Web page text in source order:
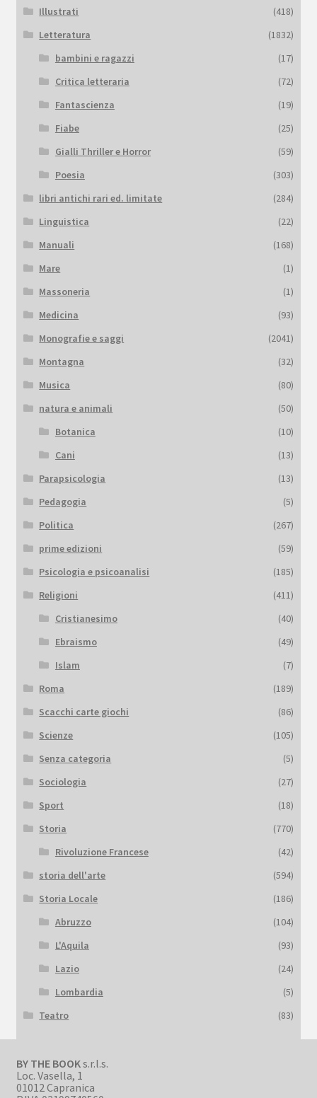
Illustrati
(418)
Letteratura
(1832)
bambini e ragazzi
(17)
Critica letteraria
(72)
Fantascienza
(19)
Fiabe
(25)
Gialli Thriller e Horror
(59)
Poesia
(303)
libri antichi rari ed. limitate
(284)
Linguistica
(22)
Manuali
(168)
Mare
(1)
Massoneria
(1)
Medicina
(93)
Monografie e saggi
(2041)
Montagna
(32)
Musica
(80)
natura e animali
(50)
Botanica
(10)
Cani
(13)
Parapsicologia
(13)
Pedagogia
(5)
Politica
(267)
prime edizioni
(59)
Psicologia e psicoanalisi
(185)
Religioni
(411)
Cristianesimo
(40)
Ebraismo
(49)
Islam
(7)
Roma
(189)
Scacchi carte giochi
(86)
Scienze
(105)
Senza categoria
(5)
Sociologia
(27)
Sport
(18)
Storia
(770)
Rivoluzione Francese
(42)
storia dell'arte
(594)
Storia Locale
(186)
Abruzzo
(104)
L'Aquila
(93)
Lazio
(24)
Lombardia
(5)
Teatro
(83)
BY THE BOOKs.r.l.s.
Loc. Vasella, 1
01012 Capranica